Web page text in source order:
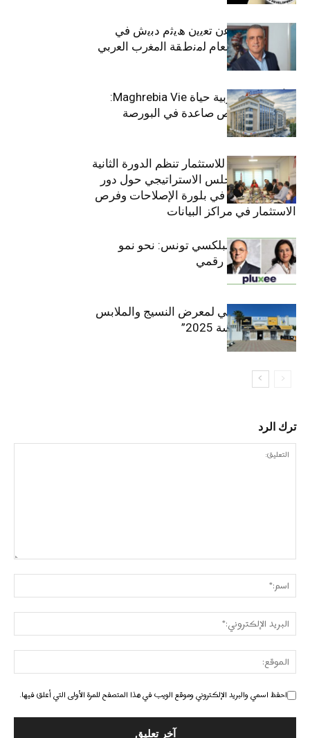
ﺗﯾﺗرا ﺑﺎك ﺗﻌﻠن ﻋن ﺗﻌﯾﯾن ھﯾﺛم دﺑﯾش ﻓﻲ
ﻣﻧﺻب اﻟﻣدﯾر اﻟﻌﺎم ﻟﻣﻧطﻘﺔ اﻟﻣﻐرب اﻟﻌرﺑﻲ
وﻏرب أﻓرﯾﻘﯾﺎ
التأمينات المغربية حياة Maghrebia Vie:
فاعل رائد بفرص صاعدة في البورصة
(+34.8%)
الهيئة التونسية للاستثمار تنظم الدورة الثانية
والعشرين للمجلس الاستراتيجي حول دور
القطاع الخاص في بلورة الإصلاحات وفرص
الاستثمار في مراكز البيانات
قيادة مزدوجة لبلكسي تونس: نحو نمو
متسارع وتحول رقمي
الافتتاح الرسمي لمعرض النسيج والملابس
“إنترتكس سوسة 2025”
ترك الرد
احفظ اسمي والبريد الإلكتروني وموقع الويب في هذا المتصفح للمرة الأولى التي أعلق فيها.